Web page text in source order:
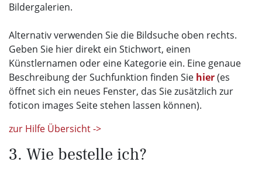
Bildergalerien.
Alternativ verwenden Sie die Bildsuche oben rechts.
Geben Sie hier direkt ein Stichwort, einen
Künstlernamen oder eine Kategorie ein. Eine genaue
Beschreibung der Suchfunktion finden Sie hier(es
öffnet sich ein neues Fenster, das Sie zusätzlich zur
foticon images Seite stehen lassen können).
zur Hilfe Übersicht ->
3. Wie bestelle ich?